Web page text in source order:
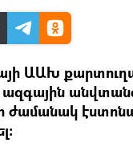
ԱԱԽ
ժամանակ